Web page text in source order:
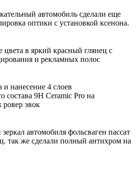
автомобиль сделали еще
оптики с установкой ксенона.
в яркий красный глянец с
и рекламных полос
нанесение 4 слоев
состава 9Н Ceramic Pro на
ровер эвок
автомобиля фольсваген пассат
так же сделали полный антихром на